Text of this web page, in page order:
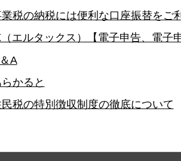
税の納税には便利な口座振替をご
エルタックス）【電子申告、電子
A
かると
税の特別徴収制度の徹底について